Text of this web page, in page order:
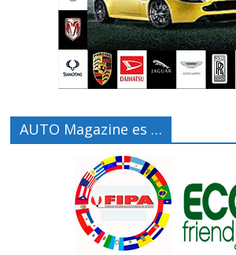
AUTO Magazine es …